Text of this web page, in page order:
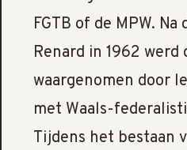
FGTB of de MPW.
Renard in 1962
waargenomen door
met Waals-
Tijdens het bestaan